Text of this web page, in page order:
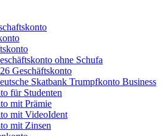
ohne Schufa
Geschäftskonto
Skatbank Trumpfkonto Business
für Studenten
mit Prämie
mit VideoIdent
mit Zinsen